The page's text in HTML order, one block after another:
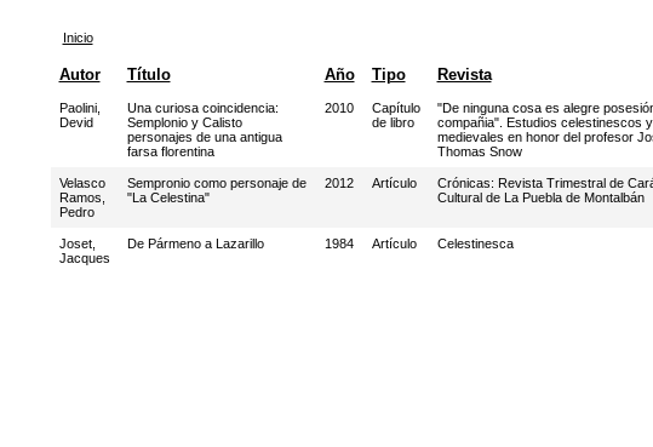
Inicio
Autor Título Año Tipo Revista
Paolini,
Devid
Una curiosa coincidencia:
Semplonio y Calisto
personajes de una antigua
farsa florentina
2010
Capítulo
de libro
"De ninguna cosa es alegre
compañia". Estudios celestinescos y
medievales en honor del profesor
Thomas Snow
Velasco
Ramos,
Pedro
Sempronio como personaje de
"La Celestina"
2012 Artículo
Crónicas: Revista Trimestral de
Cultural de La Puebla de Montalbán
Joset,
Jacques
De Pármeno a Lazarillo 1984 Artículo Celestinesca